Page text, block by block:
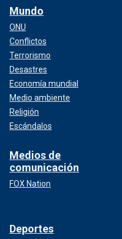
Mundo
ONU
Conflictos
Terrorismo
Desastres
Economía mundial
Medio ambiente
Religión
Escándalos
Medios de
comunicación
FOX Nation
Deportes